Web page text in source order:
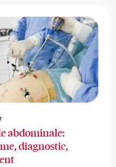
abdominale:
diagnostic,